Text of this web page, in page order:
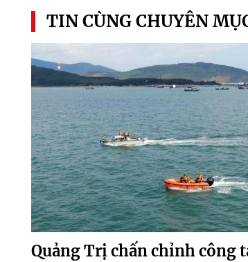
TIN CÙNG CHUYÊN
Quảng Trị chấn chỉnh công